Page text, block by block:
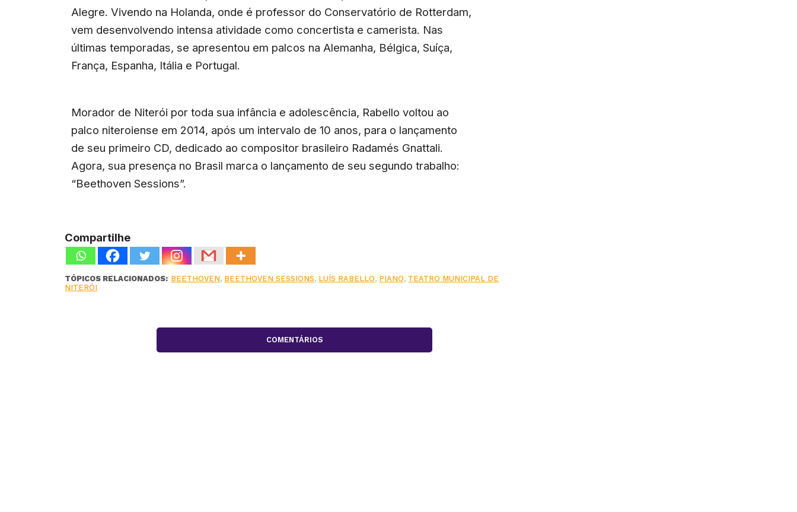
Alegre. Vivendo na Holanda, onde é professor do Conservatório de Rotterdam,
vem desenvolvendo intensa atividade como concertista e camerista. Nas
últimas temporadas, se apresentou em palcos na Alemanha, Bélgica, Suíça,
França, Espanha, Itália e Portugal.
Morador de Niterói por toda sua infância e adolescência, Rabello voltou ao
palco niteroiense em 2014, após um intervalo de 10 anos, para o lançamento
de seu primeiro CD, dedicado ao compositor brasileiro Radamés Gnattali.
Agora, sua presença no Brasil marca o lançamento de seu segundo trabalho:
“Beethoven Sessions”.
Compartilhe
TÓPICOS RELACIONADOS: BEETHOVEN, BEETHOVEN SESSIONS, LUÍS RABELLO, PIANO, TEATRO MUNICIPAL DE
NITERÓI
COMENTÁRIOS